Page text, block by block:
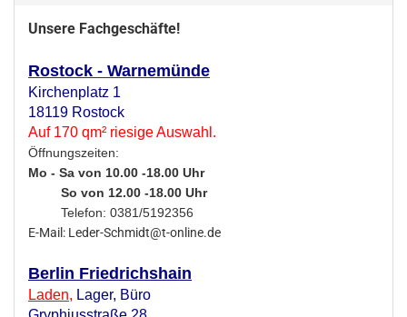
Unsere Fachgeschäfte!
Rostock - Warnemünde
Kirchenplatz 1
18119 Rostock
Auf 170 qm² riesige Auswahl.
Öffnungszeiten:
Mo - Sa von 10.00 -18.00 Uhr
So von 12.00 -18.00 Uhr
Telefon: 0381/5192356
E-Mail: Leder-Schmidt@t-online.de
Berlin Friedrichshain
Laden, Lager, Büro